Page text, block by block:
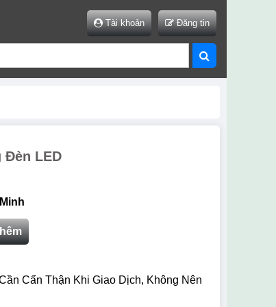
Tài khoản Đăng tin
Đèn LED
Cẩn Thận Khi Giao Dịch, Không Nên